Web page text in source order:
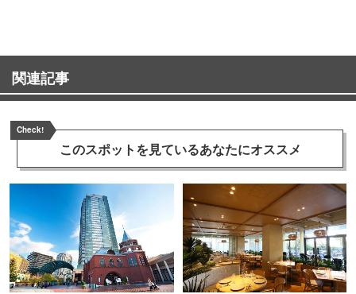
関連記事
Check!
このスポットを見ているあなたにオススメ